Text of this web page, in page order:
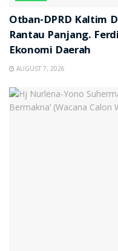
Otban-DPRD Kaltim
Rantau Panjang.
Ekonomi Daerah
AUGUST 7, 2026